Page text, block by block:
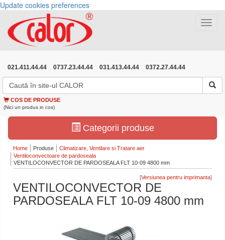
Update cookies preferences
Toggle
021.411.44.44 0737.23.44.44 031.413.44.44 0372.27.44.44
COS DE PRODUSE
(Nici un produs in cos)
Categorii produse
Home Produse
Climatizare, Ventilare si Tratare aer
Ventiloconvectoare de pardoseala
VENTILOCONVECTOR DE PARDOSEALA FLT 10-09 4800 mm
[ ]
VENTILOCONVECTOR DE
PARDOSEALA FLT 10-09 4800 mm